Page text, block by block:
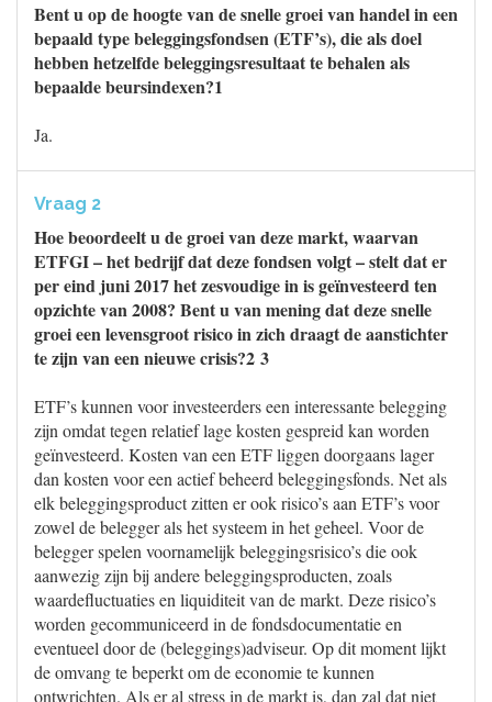
Bent u op de hoogte van de snelle groei van handel in een
bepaald type beleggingsfondsen (ETF’s), die als doel
hebben hetzelfde beleggingsresultaat te behalen als
bepaalde beursindexen?1
Ja.
Vraag 2
Hoe beoordeelt u de groei van deze markt, waarvan
ETFGI – het bedrijf dat deze fondsen volgt – stelt dat er
per eind juni 2017 het zesvoudige in is geïnvesteerd ten
opzichte van 2008? Bent u van mening dat deze snelle
groei een levensgroot risico in zich draagt de aanstichter
te zijn van een nieuwe crisis?2 3
ETF’s kunnen voor investeerders een interessante belegging
zijn omdat tegen relatief lage kosten gespreid kan worden
geïnvesteerd. Kosten van een ETF liggen doorgaans lager
dan kosten voor een actief beheerd beleggingsfonds. Net als
elk beleggingsproduct zitten er ook risico’s aan ETF’s voor
zowel de belegger als het systeem in het geheel. Voor de
belegger spelen voornamelijk beleggingsrisico’s die ook
aanwezig zijn bij andere beleggingsproducten, zoals
waardefluctuaties en liquiditeit van de markt. Deze risico’s
worden gecommuniceerd in de fondsdocumentatie en
eventueel door de (beleggings)adviseur. Op dit moment lijkt
de omvang te beperkt om de economie te kunnen
ontwrichten. Als er al stress in de markt is, dan zal dat niet